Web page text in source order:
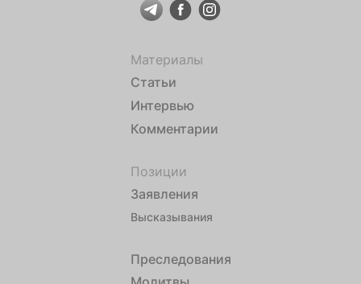
Материалы
Статьи
Интервью
Комментарии
Позиции
Заявления
Высказывания
Преследования